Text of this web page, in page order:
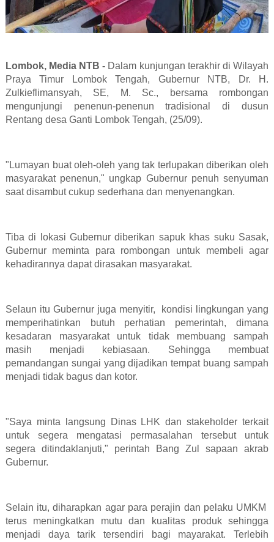
Lombok, Media NTB - Dalam kunjungan terakhir di Wilayah
Praya Timur Lombok Tengah, Gubernur NTB, Dr. H.
Zulkieflimansyah, SE, M. Sc., bersama rombongan
mengunjungi penenun-penenun tradisional di dusun
Rentang desa Ganti Lombok Tengah, (25/09).
"Lumayan buat oleh-oleh yang tak terlupakan diberikan oleh
masyarakat penenun," ungkap Gubernur penuh senyuman
saat disambut cukup sederhana dan menyenangkan.
Tiba di lokasi Gubernur diberikan sapuk khas suku Sasak,
Gubernur meminta para rombongan untuk membeli agar
kehadirannya dapat dirasakan masyarakat.
Selaun itu Gubernur juga menyitir,
kondisi lingkungan yang
memperihatinkan butuh perhatian pemerintah, dimana
kesadaran masyarakat untuk tidak membuang sampah
masih menjadi kebiasaan. Sehingga membuat
pemandangan sungai yang dijadikan tempat buang sampah
menjadi tidak bagus dan kotor.
"Saya minta langsung Dinas LHK dan stakeholder terkait
untuk segera mengatasi permasalahan tersebut untuk
segera ditindaklanjuti," perintah Bang Zul sapaan akrab
Gubernur.
Selain itu, diharapkan agar para perajin dan pelaku UMKM
terus meningkatkan mutu dan kualitas produk sehingga
menjadi daya tarik tersendiri bagi mayarakat. Terlebih